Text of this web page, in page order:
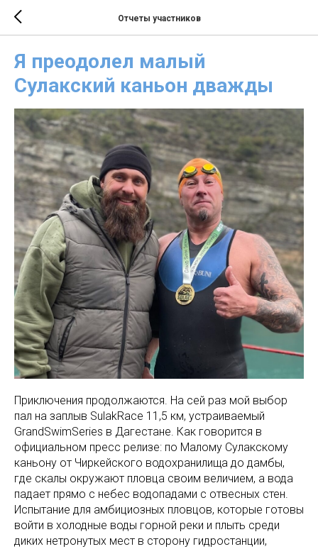
Отчеты участников
Я преодолел малый
Сулакский каньон дважды
Приключения продолжаются. На сей раз мой выбор
пал на заплыв SulakRace 11,5 км, устраиваемый
GrandSwimSeries в Дагестане. Как говорится в
официальном пресс релизе: по Малому Сулакскому
каньону от Чиркейского водохранилища до дамбы,
где скалы окружают пловца своим величием, а вода
падает прямо с небес водопадами с отвесных стен.
Испытание для амбициозных пловцов, которые готовы
войти в холодные воды горной реки и плыть среди
диких нетронутых мест в сторону гидростанции,